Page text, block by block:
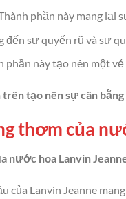
phần này mang lại
đến sự quyến rũ và sự
phần này tạo nên một
tạo nên sự cân
thơm của
nước hoa Lanvin
của Lanvin Jeanne